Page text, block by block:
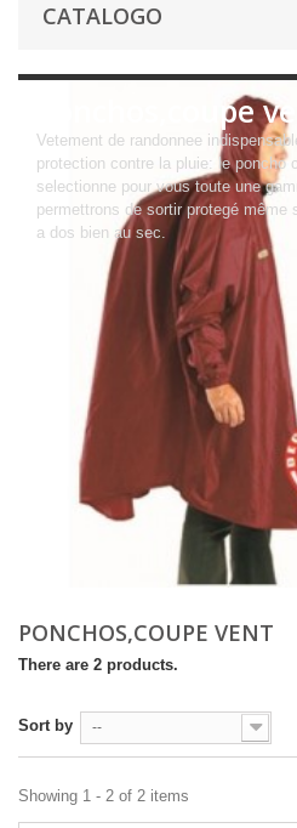
CATALOGO
Ponchos,coupe
Vetement de randonnee
protection contre la pluie: le poncho
selectionne pour vous toute une
permettrons de sortir protegé
a dos bien au sec.
PONCHOS,COUPE VENT
There are 2 products.
Sort by --
Showing 1 - 2 of 2 items